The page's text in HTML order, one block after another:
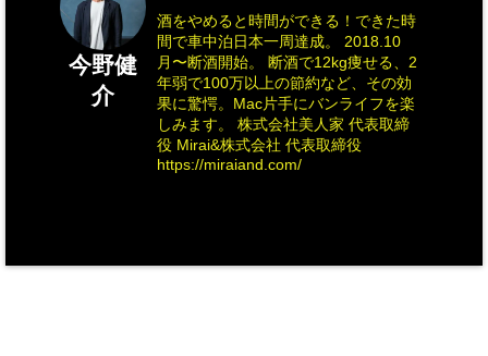
今野健
介
酒をやめると時間ができる！できた時
間で車中泊日本一周達成。 2018.10
月〜断酒開始。 断酒で12kg痩せる、2
年弱で100万以上の節約など、その効
果に驚愕。Mac片手にバンライフを楽
しみます。 株式会社美人家 代表取締
役 Mirai&株式会社 代表取締役
https://miraiand.com/